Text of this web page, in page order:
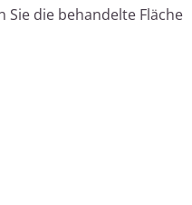
Sie die behandelte Fläche